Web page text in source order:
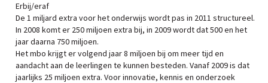
Erbij/eraf
De 1 miljard extra voor het onderwijs wordt pas in 2011 structureel.
In 2008 komt er 250 miljoen extra bij, in 2009 wordt dat 500 en het
jaar daarna 750 miljoen.
Het mbo krijgt er volgend jaar 8 miljoen bij om meer tijd en
aandacht aan de leerlingen te kunnen besteden. Vanaf 2009 is dat
jaarlijks 25 miljoen extra. Voor innovatie, kennis en onderzoek